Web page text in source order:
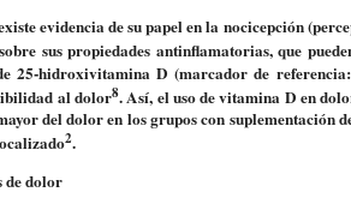
evidencia de su papel en la nocicepción
sus propiedades antinflamatorias, que
25-hidroxivitamina D (marcador de
al dolor8. Así, el uso de vitamina D en
del dolor en los grupos con
2.
de dolor